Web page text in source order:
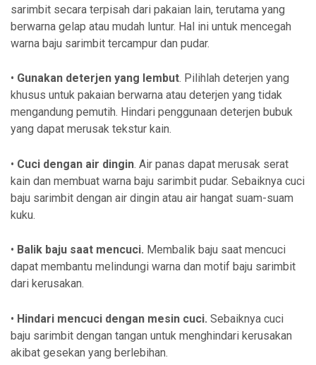
sarimbit secara terpisah dari pakaian lain, terutama yang
berwarna gelap atau mudah luntur. Hal ini untuk mencegah
warna baju sarimbit tercampur dan pudar.
• Gunakan deterjen yang lembut. Pilihlah deterjen yang
khusus untuk pakaian berwarna atau deterjen yang tidak
mengandung pemutih. Hindari penggunaan deterjen bubuk
yang dapat merusak tekstur kain.
• Cuci dengan air dingin. Air panas dapat merusak serat
kain dan membuat warna baju sarimbit pudar. Sebaiknya cuci
baju sarimbit dengan air dingin atau air hangat suam-suam
kuku.
• Balik baju saat mencuci. Membalik baju saat mencuci
dapat membantu melindungi warna dan motif baju sarimbit
dari kerusakan.
• Hindari mencuci dengan mesin cuci. Sebaiknya cuci
baju sarimbit dengan tangan untuk menghindari kerusakan
akibat gesekan yang berlebihan.